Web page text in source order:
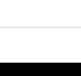
(UV 50+) und ist
und acht